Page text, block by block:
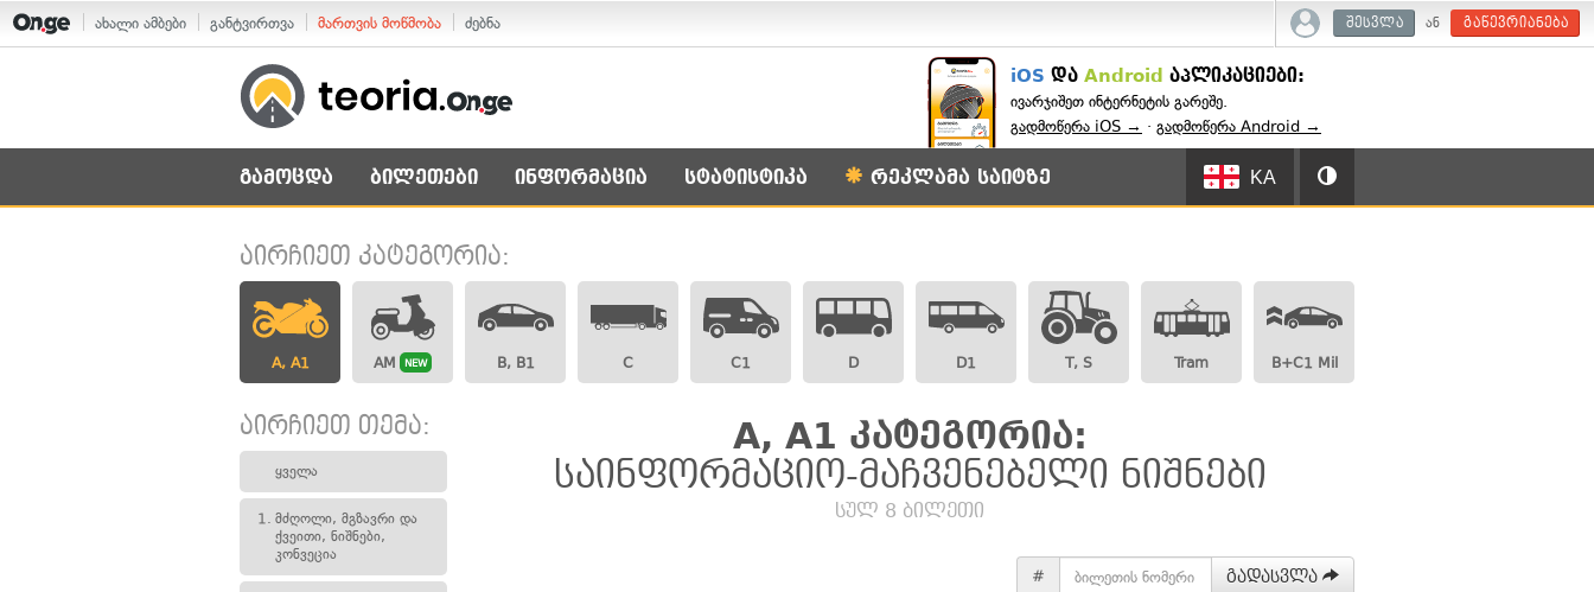
ახალი ამბები განტვირთვა მართვის მოწმობა ძებნა შესვლა ან გაწევრიანება
iOS და Android აპლიკაციები:
ივარჯიშეთ ინტერნეტის გარეშე.
გადმოწერა iOS → · გადმოწერა Android →
გამოცდა ბილეთები ინფორმაცია სტატისტიკა რეკლამა საიტზე KA
აირჩიეთ კატეგორია:
A, A1 AM NEW B, B1 C C1 D D1 T, S Tram B+C1 Mil
აირჩიეთ თემა:
ყველა
1. მძღოლი, მგზავრი და
ქვეითი, ნიშნები,
კონვეცია
A, A1 კატეგორია:
საინფორმაციო-მაჩვენებელი ნიშნები
სულ 8 ბილეთი
# გადასვლა